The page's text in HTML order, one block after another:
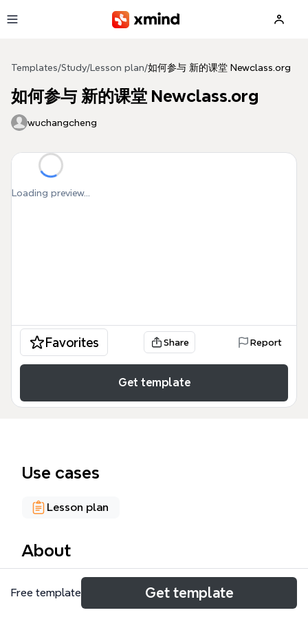
Templates/Study/ Lesson plan/如何参与 新的课堂 Newclass.org
如何参与 新的课堂 Newclass.org
wuchangcheng
Loading preview...
Favorites Share Report
Get template
Use cases
Lesson plan
About
《如何参与 新的课堂 Newclass.org》是一份由教育公
益项目“新的课堂”发起的参与指南思维导图模板，旨在
Free template Get template